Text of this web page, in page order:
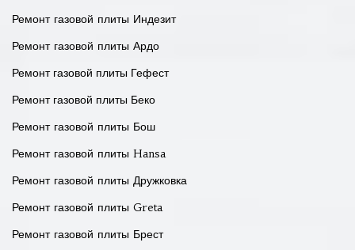
Ремонт газовой плиты Индезит
Ремонт газовой плиты Ардо
Ремонт газовой плиты Гефест
Ремонт газовой плиты Беко
Ремонт газовой плиты Бош
Ремонт газовой плиты Hansa
Ремонт газовой плиты Дружковка
Ремонт газовой плиты Greta
Ремонт газовой плиты Брест